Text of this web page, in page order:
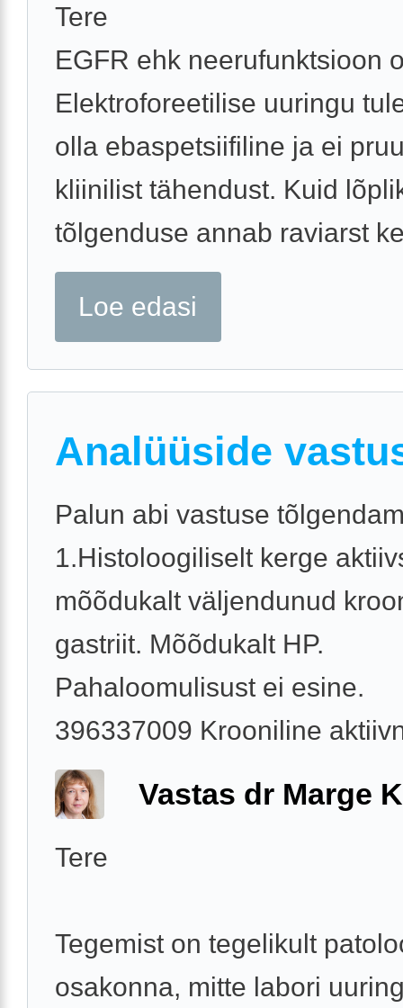
Tere
EGFR ehk neerufunktsioon
Elektroforeetilise uuringu
olla ebaspetsiifiline ja ei
kliinilist tähendust. Kuid
tõlgenduse annab raviarst
Loe edasi
Analüüside
Palun abi vastuse
1.Histoloogiliselt kerge
mõõdukalt väljendunud
gastriit. Mõõdukalt HP.
Pahaloomulisust ei esine.
396337009 Krooniline
Vastas dr Marge
Tere
Tegemist on tegelikult
osakonna, mitte labori